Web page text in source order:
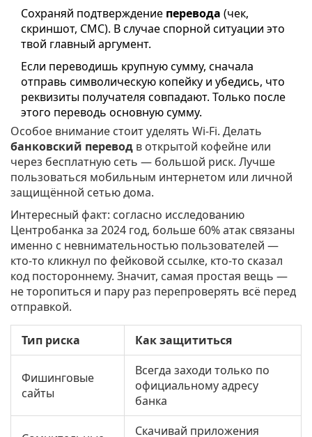
Сохраняй подтверждение перевода (чек,
скриншот, СМС). В случае спорной ситуации это
твой главный аргумент.
Если переводишь крупную сумму, сначала
отправь символическую копейку и убедись, что
реквизиты получателя совпадают. Только после
этого переводь основную сумму.
Особое внимание стоит уделять Wi-Fi. Делать
банковский перевод в открытой кофейне или
через бесплатную сеть — большой риск. Лучше
пользоваться мобильным интернетом или личной
защищённой сетью дома.
Интересный факт: согласно исследованию
Центробанка за 2024 год, больше 60% атак связаны
именно с невнимательностью пользователей —
кто-то кликнул по фейковой ссылке, кто-то сказал
код постороннему. Значит, самая простая вещь —
не торопиться и пару раз перепроверять всё перед
отправкой.
Тип риска Как защититься
Фишинговые
сайты
Всегда заходи только по
официальному адресу
банка
Скачивай приложения